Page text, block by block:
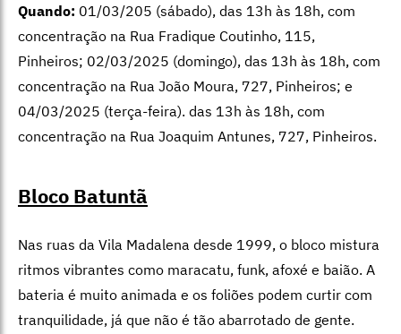
Quando: 01/03/205 (sábado), das 13h às 18h, com
concentração na Rua Fradique Coutinho, 115,
Pinheiros; 02/03/2025 (domingo), das 13h às 18h, com
concentração na Rua João Moura, 727, Pinheiros; e
04/03/2025 (terça-feira). das 13h às 18h, com
concentração na Rua Joaquim Antunes, 727, Pinheiros.
Bloco Batuntã
Nas ruas da Vila Madalena desde 1999, o bloco mistura
ritmos vibrantes como maracatu, funk, afoxé e baião. A
bateria é muito animada e os foliões podem curtir com
tranquilidade, já que não é tão abarrotado de gente.